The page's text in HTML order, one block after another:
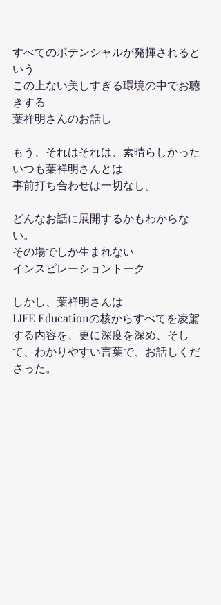
すべてのポテンシャルが発揮されると
いう
この上ない美しすぎる環境の中でお聴
きする
葉祥明さんのお話し
もう、それはそれは、素晴らしかった
いつも葉祥明さんとは
事前打ち合わせは一切なし。
どんなお話に展開するかもわからな
い。
その場でしか生まれない
インスピレーショントーク
しかし、葉祥明さんは
LIFE Educationの核からすべてを凌駕
する内容を、更に深度を深め、そし
て、わかりやすい言葉で、お話しくだ
さった。